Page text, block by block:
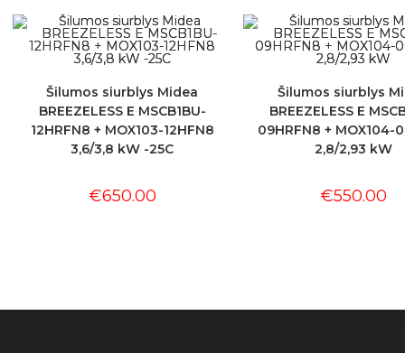
Šilumos siurblys Midea
BREEZELESS E MSCB1BU-
12HRFN8 + MOX103-12HFN8
3,6/3,8 kW -25C
€650.00
Šilumos siurblys
BREEZELESS E
09HRFN8 + MOX104-
2,8/2,93 kW
€550.00